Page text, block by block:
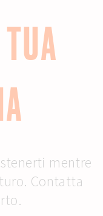
mentre
Contatta